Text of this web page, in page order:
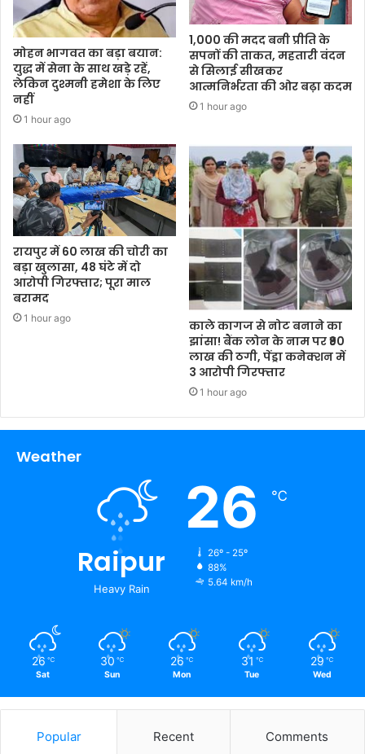
मोहन भागवत का बड़ा बयान:
युद्ध में सेना के साथ खड़े रहें,
लेकिन दुश्मनी हमेशा के लिए
नहीं
1 hour ago
1,000 की मदद बनी प्रीति के
सपनों की ताकत, महतारी वंदन
से सिलाई सीखकर
आत्मनिर्भरता की ओर बढ़ा कदम
1 hour ago
रायपुर में 60 लाख की चोरी का
बड़ा खुलासा, 48 घंटे में दो
आरोपी गिरफ्तार; पूरा माल
बरामद
1 hour ago
काले कागज से नोट बनाने का
झांसा! बैंक लोन के नाम पर ₹90
लाख की ठगी, पेंड्रा कनेक्शन में
3 आरोपी गिरफ्तार
1 hour ago
Weather
Raipur
Heavy Rain
26 ℃
26º - 25º
88%
5.64 km/h
26 ℃
Sat
30 ℃
Sun
26 ℃
Mon
31 ℃
Tue
29 ℃
Wed
Popular Recent Comments